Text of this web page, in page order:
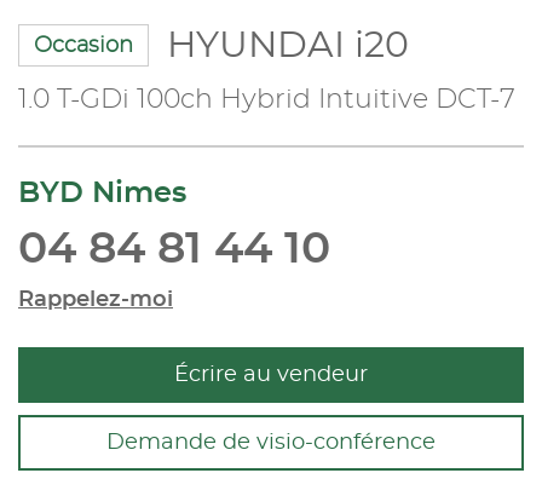
Occasion HYUNDAI i20
1.0 T-GDi 100ch Hybrid Intuitive DCT-7
BYD Nimes
04 84 81 44 10
Rappelez-moi
Écrire au vendeur
Demande de visio-conférence